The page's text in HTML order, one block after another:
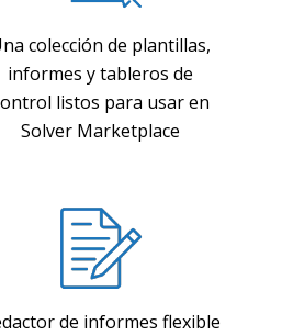
colección de plantillas,
informes y tableros de
listos para usar en
Solver Marketplace
de informes flexible